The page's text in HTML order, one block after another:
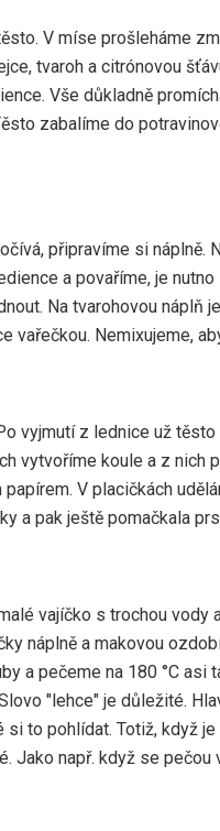
V míse prošleháme
tvaroh a citrónovou
Vše důkladně
zabalíme do
připravíme si náplně.
a povaříme, je
Na tvarohovou náplň
vařečkou. Nemixujeme,
vyjmutí z lednice už
vytvoříme koule a z nich
V placičkách
a pak ještě pomačkala
vajíčko s trochou vody
náplně a makovou
a pečeme na 180 °C asi
"lehce" je důležité.
to pohlídat. Totiž, když
Jako např. když se pečou